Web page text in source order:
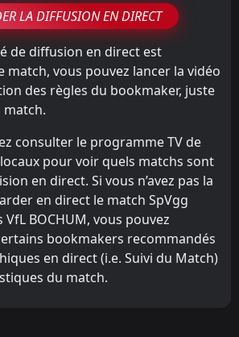
LA DIFFUSION EN DIRECT
de diffusion en direct est
match, vous pouvez lancer la vidéo
des règles du bookmaker, juste
match.
consulter le programme TV de
pour voir quels matchs sont
en direct. Si vous n’avez pas la
en direct le match SpVgg
BOCHUM, vous pouvez
bookmakers recommandés
en direct (i.e. Suivi du Match)
du match.